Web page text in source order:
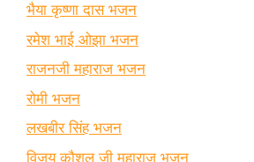
भैया कृष्णा दास भजन
रमेश भाई ओझा भजन
राजनजी महाराज भजन
रोमी भजन
लखबीर सिंह भजन
विजय कौशल जी महाराज भजन